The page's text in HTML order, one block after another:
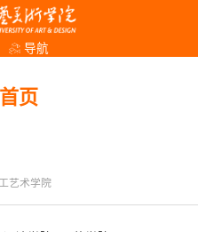
导航
页
艺术学院